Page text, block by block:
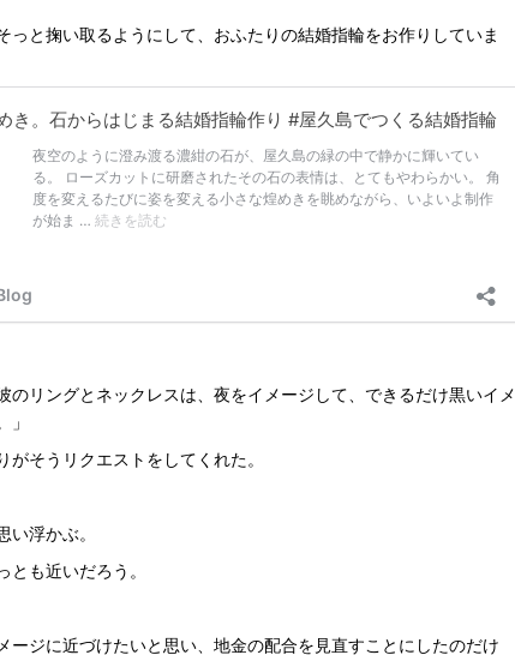
っと掬い取るようにして、おふたりの結婚指輪をお作りしていま
のリングとネックレスは、夜をイメージして、できるだけ黒いイメ
」
そうリクエストをしてくれた。
い浮かぶ。
とも近いだろう。
ージに近づけたいと思い、地金の配合を見直すことにしたのだけ